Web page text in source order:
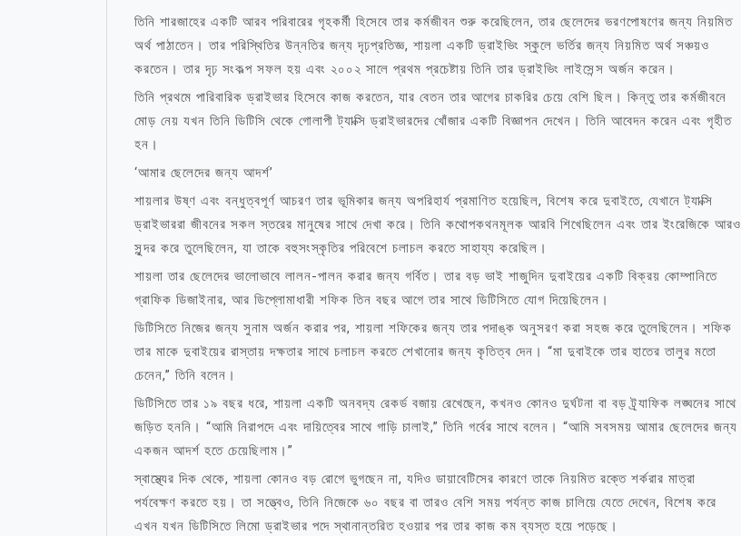
তিনি শারজাহের একটি আরব পরিবারের গৃহকর্মী হিসেবে তার কর্মজীবন শুরু করেছিলেন, তার ছেলেদের ভরণপোষণের জন্য নিয়মিত
অর্থ পাঠাতেন। তার পরিস্থিতির উন্নতির জন্য দৃঢ়প্রতিজ্ঞ, শায়লা একটি ড্রাইভিং স্কুলে ভর্তির জন্য নিয়মিত অর্থ সঞ্চয়ও
করতেন। তার দৃঢ় সংকল্প সফল হয় এবং ২০০২ সালে প্রথম প্রচেষ্টায় তিনি তার ড্রাইভিং লাইসেন্স অর্জন করেন।
তিনি প্রথমে পারিবারিক ড্রাইভার হিসেবে কাজ করতেন, যার বেতন তার আগের চাকরির চেয়ে বেশি ছিল। কিন্তু তার কর্মজীবনে
মোড় নেয় যখন তিনি ডিটিসি থেকে গোলাপী ট্যাক্সি ড্রাইভারদের খোঁজার একটি বিজ্ঞাপন দেখেন। তিনি আবেদন করেন এবং গৃহীত
হন।
‘আমার ছেলেদের জন্য আদর্শ’
শায়লার উষ্ণ এবং বন্ধুত্বপূর্ণ আচরণ তার ভূমিকার জন্য অপরিহার্য প্রমাণিত হয়েছিল, বিশেষ করে দুবাইতে, যেখানে ট্যাক্সি
ড্রাইভাররা জীবনের সকল স্তরের মানুষের সাথে দেখা করে। তিনি কথোপকথনমূলক আরবি শিখেছিলেন এবং তার ইংরেজিকে আরও
সুন্দর করে তুলেছিলেন, যা তাকে বহুসংস্কৃতির পরিবেশে চলাচল করতে সাহায্য করেছিল।
শায়লা তার ছেলেদের ভালোভাবে লালন-পালন করার জন্য গর্বিত। তার বড় ভাই শাজুদিন দুবাইয়ের একটি বিক্রয় কোম্পানিতে
গ্রাফিক ডিজাইনার, আর ডিপ্লোমাধারী শফিক তিন বছর আগে তার সাথে ডিটিসিতে যোগ দিয়েছিলেন।
ডিটিসিতে নিজের জন্য সুনাম অর্জন করার পর, শায়লা শফিকের জন্য তার পদাঙ্ক অনুসরণ করা সহজ করে তুলেছিলেন। শফিক
তার মাকে দুবাইয়ের রাস্তায় দক্ষতার সাথে চলাচল করতে শেখানোর জন্য কৃতিত্ব দেন। “মা দুবাইকে তার হাতের তালুর মতো
চেনেন,” তিনি বলেন।
ডিটিসিতে তার ১৯ বছর ধরে, শায়লা একটি অনবদ্য রেকর্ড বজায় রেখেছেন, কখনও কোনও দুর্ঘটনা বা বড় ট্র্যাফিক লঙ্ঘনের সাথে
জড়িত হননি। “আমি নিরাপদে এবং দায়িত্বের সাথে গাড়ি চালাই,” তিনি গর্বের সাথে বলেন। “আমি সবসময় আমার ছেলেদের জন্য
একজন আদর্শ হতে চেয়েছিলাম।”
স্বাস্থ্যের দিক থেকে, শায়লা কোনও বড় রোগে ভুগছেন না, যদিও ডায়াবেটিসের কারণে তাকে নিয়মিত রক্তে শর্করার মাত্রা
পর্যবেক্ষণ করতে হয়। তা সত্ত্বেও, তিনি নিজেকে ৬০ বছর বা তারও বেশি সময় পর্যন্ত কাজ চালিয়ে যেতে দেখেন, বিশেষ করে
এখন যখন ডিটিসিতে লিমো ড্রাইভার পদে স্থানান্তরিত হওয়ার পর তার কাজ কম ব্যস্ত হয়ে পড়েছে।